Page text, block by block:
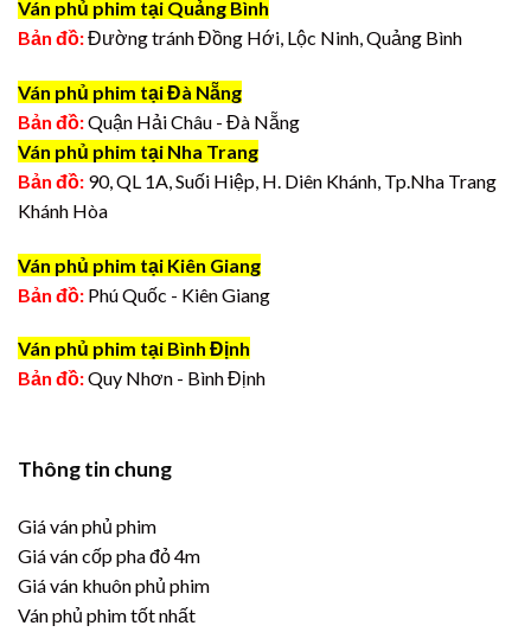
Ván phủ phim tại Quảng Bình
Bản đồ:Đường tránh Đồng Hới, Lộc Ninh, Quảng Bình
Ván phủ phim tại Đà Nẵng
Bản đồ:Quận Hải Châu - Đà Nẵng
Ván phủ phim tại Nha Trang
Bản đồ: 90, QL 1A, Suối Hiệp, H. Diên Khánh, Tp.Nha Trang
Khánh Hòa
Ván phủ phim tại Kiên Giang
Bản đồ: Phú Quốc - Kiên Giang
Ván phủ phim tại Bình Định
Bản đồ:Quy Nhơn - Bình Định
Thông tin chung
Giá ván phủ phim
Giá ván cốp pha đỏ 4m
Giá ván khuôn phủ phim
Ván phủ phim tốt nhất